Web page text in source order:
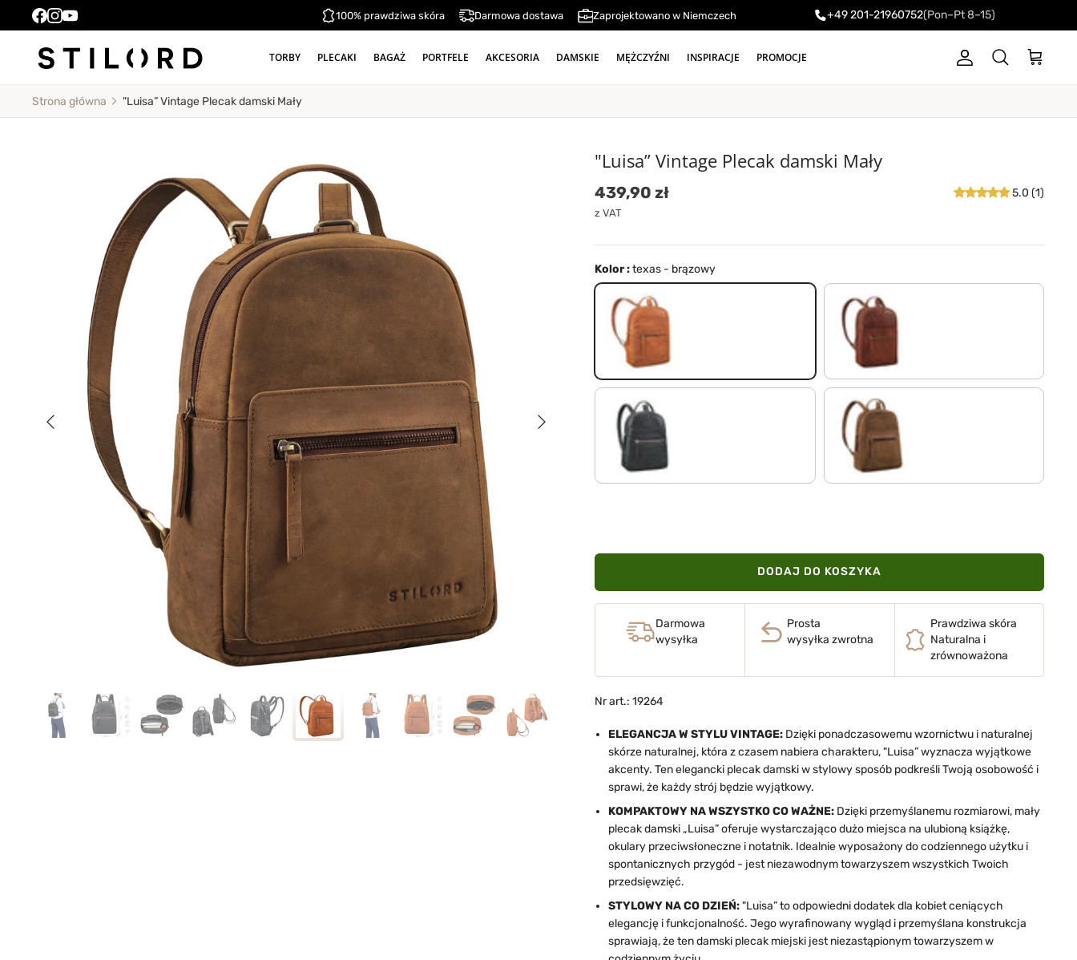
100% prawdziwa skóra Darmowa dostawa Zaprojektowano w Niemczech +49 201-21960752(Pon–Pt 8–15)
TORBY PLECAKI BAGAŻ PORTFELE AKCESORIA DAMSKIE MĘŻCZYŹNI INSPIRACJE PROMOCJE KontoSzukaj Koszyk
Strona główna "Luisa” Vintage Plecak damski Mały
Poprzednia Następna
"Luisa” Vintage Plecak damski Mały
Cena standardowa
439,90 zł
z VAT
5.0 (1)
Kolor :texas - brązowy
texas - brązowy porto - koniak
czarny vinto - brązowy
DODAJ DO KOSZYKA
Darmowa
wysyłka
Prosta
wysyłka zwrotna
Prawdziwa skóra
Naturalna i
zrównoważona
Nr art.: 19264
ELEGANCJA W STYLU VINTAGE: Dzięki ponadczasowemu wzornictwu i naturalnej
skórze naturalnej, która z czasem nabiera charakteru, "Luisa” wyznacza wyjątkowe
akcenty. Ten elegancki plecak damski w stylowy sposób podkreśli Twoją osobowość i
sprawi, że każdy strój będzie wyjątkowy.
KOMPAKTOWY NA WSZYSTKO CO WAŻNE: Dzięki przemyślanemu rozmiarowi, mały
plecak damski „Luisa” oferuje wystarczająco dużo miejsca na ulubioną książkę,
okulary przeciwsłoneczne i notatnik. Idealnie wyposażony do codziennego użytku i
spontanicznych przygód - jest niezawodnym towarzyszem wszystkich Twoich
przedsięwzięć.
STYLOWY NA CO DZIEŃ:"Luisa” to odpowiedni dodatek dla kobiet ceniących
elegancję i funkcjonalność. Jego wyrafinowany wygląd i przemyślana konstrukcja
sprawiają, że ten damski plecak miejski jest niezastąpionym towarzyszem w